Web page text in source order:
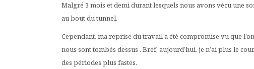
Malgré 3 mois et demi durant lesquels nous avons vécu une
au bout du tunnel.
Cependant, ma reprise du travail a été compromise vu que
nous sont tombés dessus . Bref, aujourd’hui, je n’ai plus le
des périodes plus fastes.